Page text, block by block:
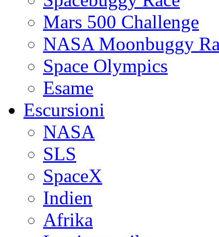
Mars 500 Challenge
NASA Moonbuggy
Space Olympics
Esame
Escursioni
NASA
SLS
SpaceX
Indien
Afrika